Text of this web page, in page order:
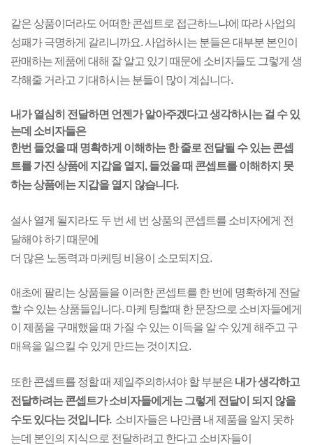
같은 상품이더라도 어떠한 콘셉트로 접근하느냐에 따라 사업의
성패가 극명하게 갈리니까요. 사업하시는 분들은 대부분 본인이
판매하는 제품에 대해 잘 알고 있기 때문에 소비자들도 그렇게 생
각해줄 거라고 기대하시는 분들이 많이 계십니다.
내가 열심히 전달하면 언젠가 알아주겠다고 생각하시는 걸 수 있
는데 소비자들은
한번 들었을 때 명확하게 이해하는 한 줄로 전달될 수 있는 콘셉
트를가진 상품에 지갑을 열지,들었을 때 콘셉트를 이해하지 못
하는 상품에는 지갑을 열지 않습니다.
설사 열게 될지라도 두 번 세 번 상품의 콘셉트를 소비자에게 전
달해야 하기 때문에
더 많은 노동력과마케팅 비용이 소모되지요.
애초에 팔리는 상품들을 이러한 콘셉트를 한 번에 명확하게 전달
할 수 있는 상품들입니다. 마케 팅할때 한 문장으로 소비자들에게
이 제품을 구매했을 때 가질 수 있는 이득을 알 수 있게 해주고 구
매욕을 일으킬 수 있게 만드는 것이지요.
또한 콘셉트를 정할 때 제일주의하셔야 할 부분은 내가 생각하고
전달하려는 콘셉트가소비자들에게는 그렇게 전달이 되지 않을
수도 있다는 것입니다. 소비자들은 나만큼 내 제품을 알지 못하
는데 본인의 지식으로 전달하려고 한다고 소비자들이